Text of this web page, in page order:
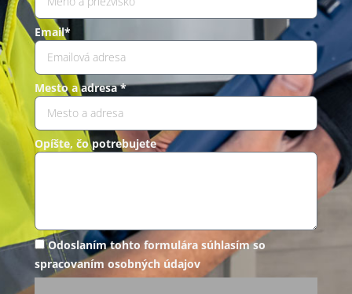
Email*
Mesto a adresa *
Opíšte, čo potrebujete
Odoslaním tohto formulára súhlasím so
spracovaním osobných údajov